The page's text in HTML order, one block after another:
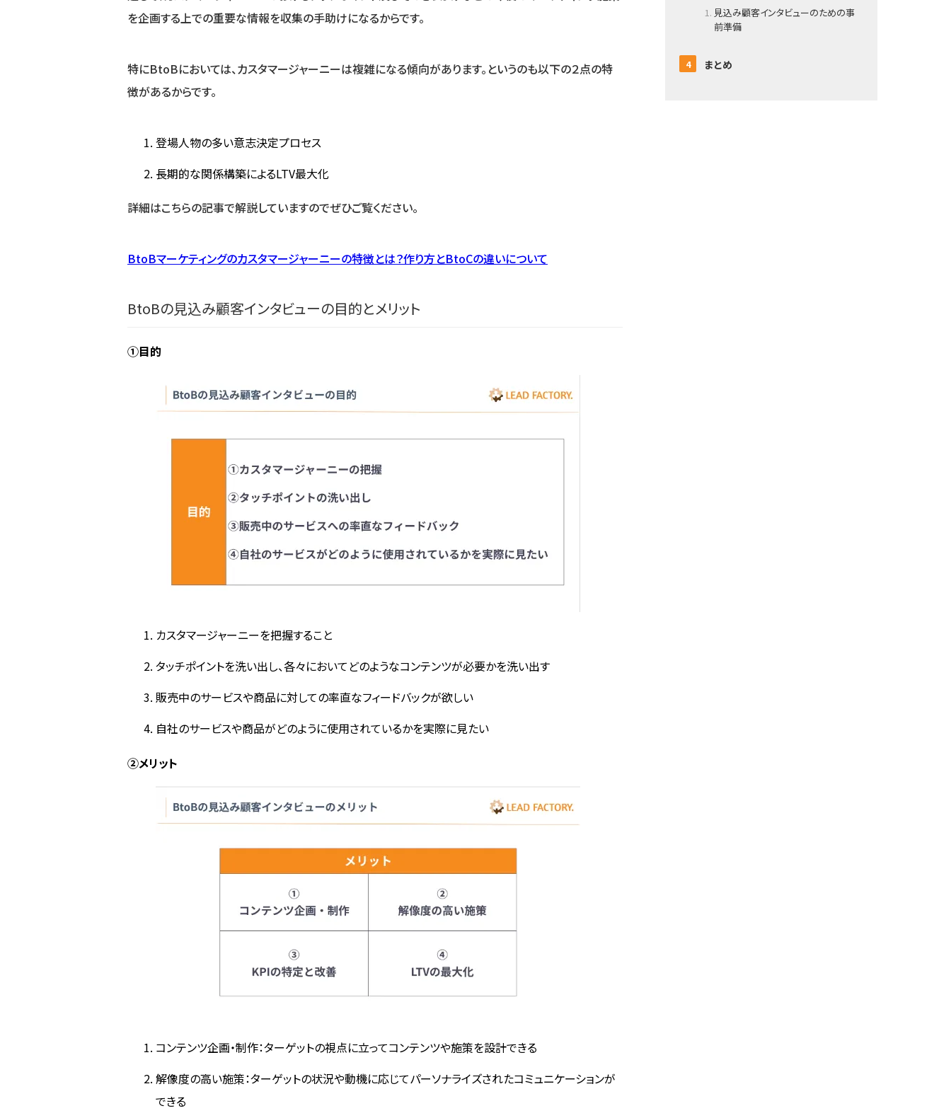
を企画する上での重要な情報を収集の手助けになるからです。
特にBtoBにおいては、カスタマージャーニーは複雑になる傾向があります。というのも以下の２点の特
徴があるからです。
登場人物の多い意志決定プロセス
長期的な関係構築によるLTV最大化
詳細はこちらの記事で解説していますのでぜひご覧ください。
BtoBマーケティングのカスタマージャーニーの特徴とは？作り方とBtoCの違いについて
BtoBの見込み顧客インタビューの目的とメリット
①目的
カスタマージャーニーを把握すること
タッチポイントを洗い出し、各々においてどのようなコンテンツが必要かを洗い出す
販売中のサービスや商品に対しての率直なフィードバックが欲しい
自社のサービスや商品がどのように使用されているかを実際に見たい
②メリット
コンテンツ企画・制作：ターゲットの視点に立ってコンテンツや施策を設計できる
解像度の高い施策：ターゲットの状況や動機に応じてパーソナライズされたコミュニケーションが
できる
見込み顧客インタビューのための事
前準備
まとめ